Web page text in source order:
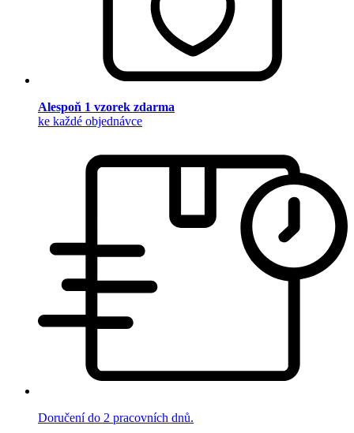
Alespoň 1 vzorek zdarma
ke každé objednávce
Doručení do 2 pracovních dnů.